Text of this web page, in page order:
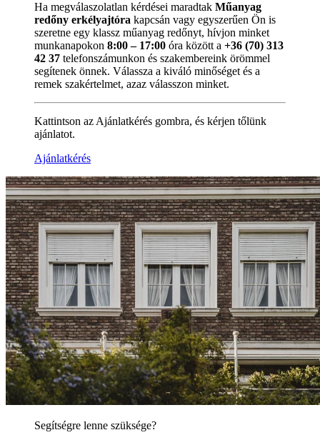
Ha megválaszolatlan kérdései maradtak Műanyag
redőny erkélyajtóra kapcsán vagy egyszerűen Ön is
szeretne egy klassz műanyag redőnyt, hívjon minket
munkanapokon 8:00 – 17:00 óra között a +36 (70) 313
42 37 telefonszámunkon és szakembereink örömmel
segítenek önnek. Válassza a kiváló minőséget és a
remek szakértelmet, azaz válasszon minket.
Kattintson az Ajánlatkérés gombra, és kérjen tőlünk
ajánlatot.
Ajánlatkérés
Segítségre lenne szüksége?